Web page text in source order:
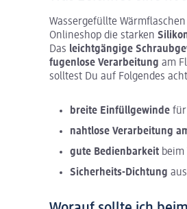
Wassergefüllte
Onlineshop die starken
Das leichtgängige
fugenlose Verarbeitung am
solltest Du auf Folgendes
breite Einfüllgewinde für
nahtlose Verarbeitung
gute Bedienbarkeit beim
Sicherheits-Dichtung